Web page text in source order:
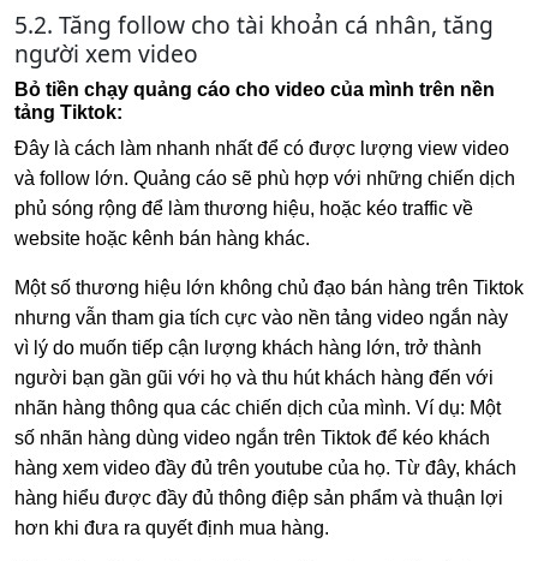
5.2. Tăng follow cho tài khoản cá nhân, tăng
người xem video
Bỏ tiền chạy quảng cáo cho video của mình trên nền
tảng Tiktok:
Đây là cách làm nhanh nhất để có được lượng view video
và follow lớn. Quảng cáo sẽ phù hợp với những chiến dịch
phủ sóng rộng để làm thương hiệu, hoặc kéo traffic về
website hoặc kênh bán hàng khác.
Một số thương hiệu lớn không chủ đạo bán hàng trên Tiktok
nhưng vẫn tham gia tích cực vào nền tảng video ngắn này
vì lý do muốn tiếp cận lượng khách hàng lớn, trở thành
người bạn gần gũi với họ và thu hút khách hàng đến với
nhãn hàng thông qua các chiến dịch của mình. Ví dụ: Một
số nhãn hàng dùng video ngắn trên Tiktok để kéo khách
hàng xem video đầy đủ trên youtube của họ. Từ đây, khách
hàng hiểu được đầy đủ thông điệp sản phẩm và thuận lợi
hơn khi đưa ra quyết định mua hàng.